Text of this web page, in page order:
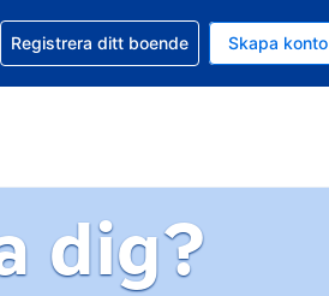
valuta är Svenska kronor
nuvarande språk är Svenska
hjälp med din bokning
Registrera ditt boende Skapa konto
dig?